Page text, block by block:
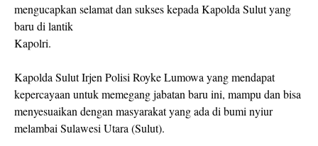
mengucapkan selamat dan sukses kepada Kapolda Sulut yang
baru di lantik
Kapolri.
Kapolda Sulut Irjen Polisi Royke Lumowa yang mendapat
kepercayaan untuk memegang jabatan baru ini, mampu dan bisa
menyesuaikan dengan masyarakat yang ada di bumi nyiur
melambai Sulawesi Utara (Sulut).